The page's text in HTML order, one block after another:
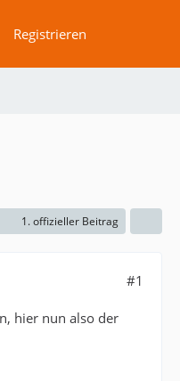
Registrieren
1. offizieller Beitrag
#1
hier nun also der